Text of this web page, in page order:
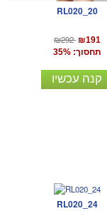
RL020_20
₪292 ₪191
תחסוך: 35%
קנה עכשיו
RL020_24